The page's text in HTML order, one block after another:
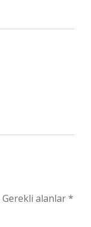
Gerekli alanlar*